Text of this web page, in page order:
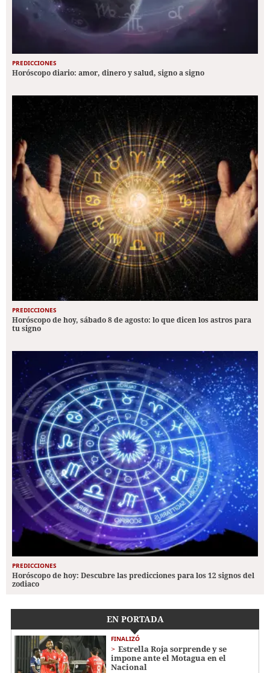
PREDICCIONES
Horóscopo diario: amor, dinero y salud, signo a signo
PREDICCIONES
Horóscopo de hoy, sábado 8 de agosto: lo que dicen los astros para
tu signo
PREDICCIONES
Horóscopo de hoy: Descubre las predicciones para los 12 signos del
zodiaco
EN PORTADA
FINALIZÓ
Estrella Roja sorprende y se
impone ante el Motagua en el
Nacional